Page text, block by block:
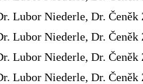
Lubor Niederle, Dr. Čeněk
Lubor Niederle, Dr. Čeněk
Lubor Niederle, Dr. Čeněk
Lubor Niederle, Dr. Čeněk